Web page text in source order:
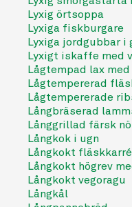
Lyxig örtsoppa
Lyxiga fiskburgare
Lyxiga jordgubbar i
Lyxigt iskaffe med
Lågtempad lax
Lågtempererad
Lågtempererade
Långbräserad
Långgrillad färsk
Långkok i ugn
Långkokt fläskkarré
Långkokt högrev
Långkokt vegoragu
Långkål